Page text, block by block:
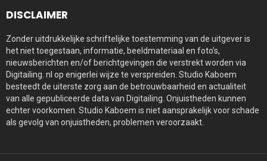
DISCLAIMER
Zonder uitdrukkelijke schriftelijke toestemming van de uitgever is
het niet toegestaan, informatie, beeldmateriaal en foto’s,
nieuwsberichten en/of berichtgevingen die verstrekt worden via
Digitailing. nl op enigerlei wijze te verspreiden. Studio Kaboem
besteedt de uiterste zorg aan de betrouwbaarheid en actualiteit
van alle gepubliceerde data van Digitailing. Onjuistheden kunnen
echter voorkomen. Studio Kaboem is niet aansprakelijk voor schade
als gevolg van onjuistheden, problemen veroorzaakt.